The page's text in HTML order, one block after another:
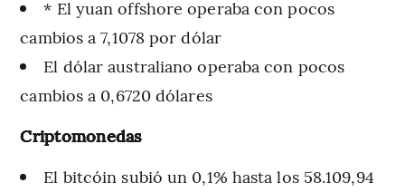
* El yuan offshore operaba con pocos
cambios a 7,1078 por dólar
El dólar australiano operaba con pocos
cambios a 0,6720 dólares
Criptomonedas
El bitcóin subió un 0,1% hasta los 58.109,94